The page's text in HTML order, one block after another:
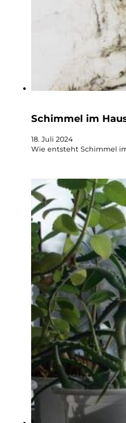
Schimmel im
18. Juli 2024
Wie entsteht Schimmel